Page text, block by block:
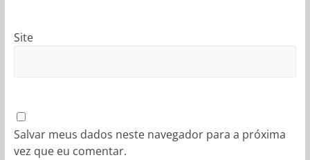
Site
Salvar meus dados neste navegador para a próxima
vez que eu comentar.